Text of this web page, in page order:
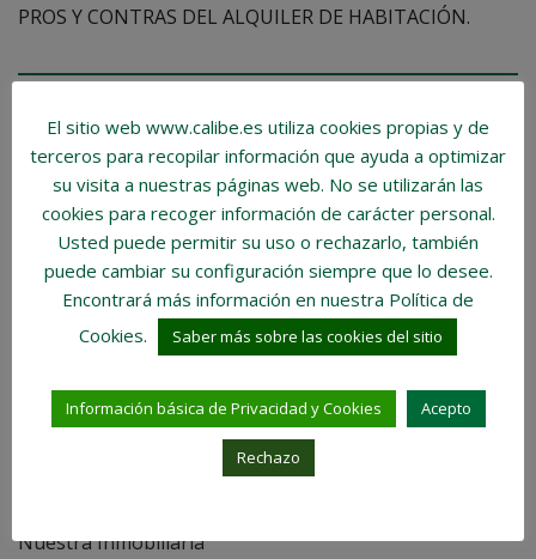
PROS Y CONTRAS DEL ALQUILER DE HABITACIÓN.
Inmobiliaria
Consejos
Trámites
Impuestos
Nuestra Inmobiliaria
El sitio web www.calibe.es utiliza cookies propias y de
terceros para recopilar información que ayuda a optimizar
su visita a nuestras páginas web. No se utilizarán las
cookies para recoger información de carácter personal.
Usted puede permitir su uso o rechazarlo, también
puede cambiar su configuración siempre que lo desee.
Encontrará más información en nuestra Política de
Cookies.
Saber más sobre las cookies del sitio
Información básica de Privacidad y Cookies Acepto
Rechazo